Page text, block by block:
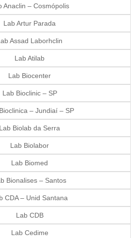
Anaclin – Cosmópolis
Lab Artur Parada
Assad Laborhclin
Lab Atilab
Lab Biocenter
Lab Bioclinic – SP
– Jundiaí – SP
Lab Biolab da Serra
Lab Biolabor
Lab Biomed
Bionalises – Santos
CDA – Unid Santana
Lab CDB
Lab Cedime